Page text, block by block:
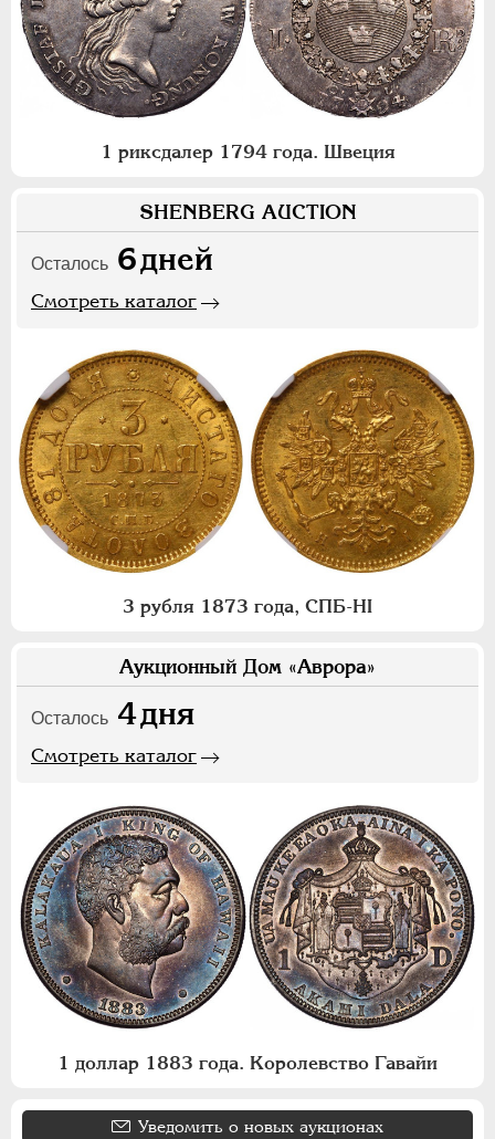
1 риксдалер 1794 года. Швеция
SHENBERG AUCTION
Осталось 6дней
Смотреть каталог
3 рубля 1873 года, СПБ-НI
Аукционный Дом «Аврора»
Осталось 4дня
Смотреть каталог
1 доллар 1883 года. Королевство Гавайи
Уведомить о новых аукционах